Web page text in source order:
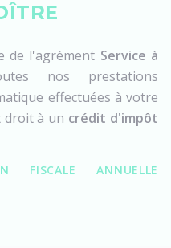
de l'agrément Service à
nos prestations
effectuées à votre
droit à un crédit d'impôt
FISCALE ANNUELLE